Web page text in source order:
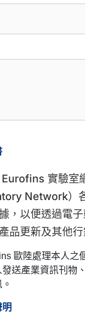
Eurofins 實驗室
Network）
，以便透過電
品更新及其他行
歐陸處理本人之
送產業資訊刊物